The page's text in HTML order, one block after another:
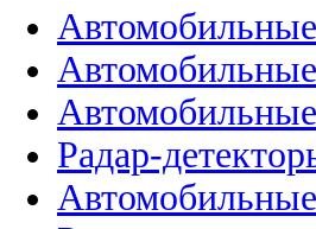
Радар-